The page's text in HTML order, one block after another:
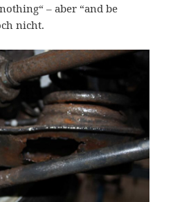
– aber “and be
nicht.